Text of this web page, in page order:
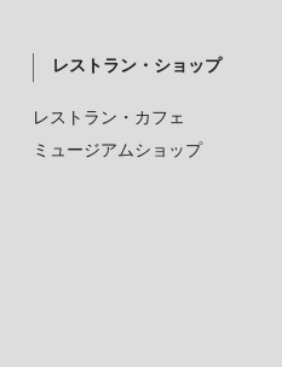
レストラン・ショップ
レストラン・カフェ
ミュージアムショップ